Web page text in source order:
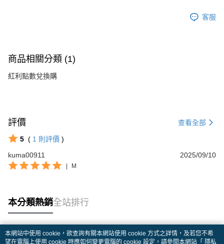
客服
商品相關分類 (1)
紅利點數兌換購
評價 查看全部
5 ( 1 則評價 )
kuma00911
2025/09/10
M
本分類熱銷全站排行
熱門標籤
本網站中使用 cookie，欲查詢有關本網站使用 cookie 方式之詳情，及若您不希
望在電腦上使用 cookie 時應如何變更電腦的 cookie 設定，請參閱本網站「 隱私